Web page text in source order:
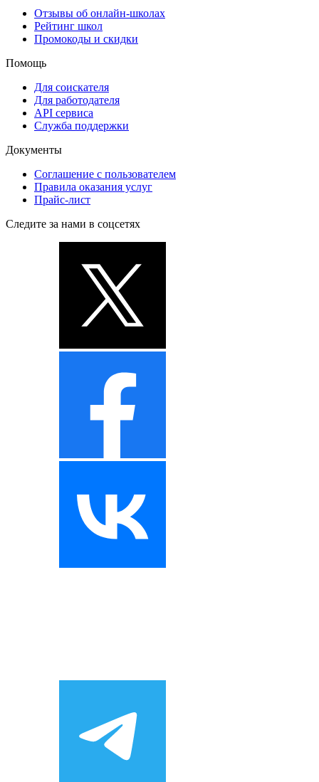
Отзывы об онлайн-школах
Рейтинг школ
Промокоды и скидки
Помощь
Для соискателя
Для работодателя
API сервиса
Служба поддержки
Документы
Соглашение с пользователем
Правила оказания услуг
Прайс-лист
Следите за нами в соцсетях